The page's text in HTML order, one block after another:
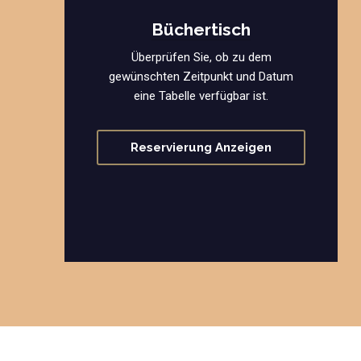
Büchertisch
Überprüfen Sie, ob zu dem
gewünschten Zeitpunkt und Datum
eine Tabelle verfügbar ist.
Reservierung Anzeigen